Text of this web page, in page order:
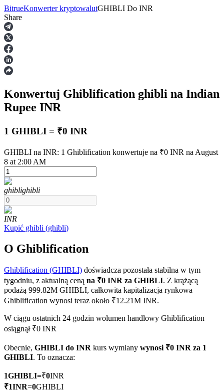
Kontrakty terminowe
Kontrakty terminowe na USDT
Kontrakty futures wykorzystujące USDT jako zabezpieczenie
Kontrakty terminowe COIN-M
Kontrakty terminowe na kryptowaluty
TradFi
towary
BitrueKonwerter kryptowalutGHIBLI Do INR
Share
Konwertuj Ghiblification ghibli na Indian
Rupee INR
1 GHIBLI = ₹0 INR
GHIBLI na INR: 1 Ghiblification konwertuje na ₹0 INR na August
8 at 2:00 AM
ghiblighibli
INR
Kupić ghibli (ghibli)
O Ghiblification
Ghiblification (GHIBLI) doświadcza pozostała stabilna w tym
tygodniu, z aktualną ceną na ₹0 INR za GHIBLI. Z krążącą
podażą 999.82M GHIBLI, całkowita kapitalizacja rynkowa
Ghiblification wynosi teraz około ₹12.21M INR.
W ciągu ostatnich 24 godzin wolumen handlowy Ghiblification
osiągnął ₹0 INR
Obecnie, GHIBLI do INR kurs wymiany wynosi ₹0 INR za 1
GHIBLI. To oznacza:
1GHIBLI=₹0INR
₹1INR=0GHIBLI